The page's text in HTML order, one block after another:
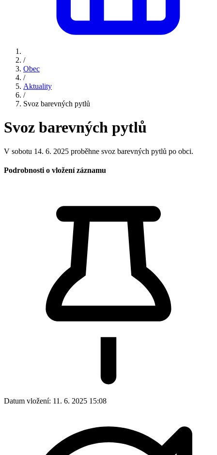
/
Obec
/
Aktuality
/
Svoz barevných pytlů
Svoz barevných pytlů
V sobotu 14. 6. 2025 proběhne svoz barevných pytlů po obci.
Podrobnosti o vložení záznamu
Datum vložení: 11. 6. 2025 15:08